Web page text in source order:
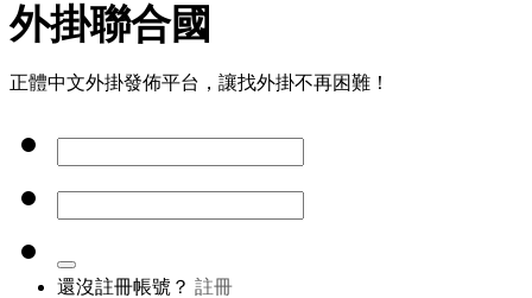
外掛聯合國
正體中文外掛發佈平台，讓找外掛不再困難！
還沒註冊帳號？ 註冊